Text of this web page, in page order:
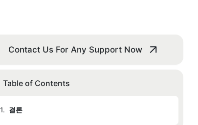
Contact Us For Any Support Now
Table of Contents
1. 결론